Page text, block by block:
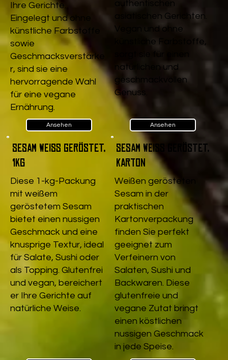
Ihre Gerichte.
Eingelegt und ohne
künstliche Farbstoffe
sowie
Geschmacksverstärke
r, sind sie eine
hervorragende Wahl
für eine vegane
Ernährung.
Ansehen
authentischen
asiatischen Gerichten.
Vegan und ohne
künstliche Farbstoffe,
sorgt sie für einen
natürlichen und
geschmackvollen
Genuss.
Ansehen
Sesam weiß geröstet,
1kg
Diese 1-kg-Packung
mit weißem
geröstetem Sesam
bietet einen nussigen
Geschmack und eine
knusprige Textur, ideal
für Salate, Sushi oder
als Topping. Glutenfrei
und vegan, bereichert
er Ihre Gerichte auf
natürliche Weise.
Sesam weiß geröstet,
Karton
Weißen gerösteten
Sesam in der
praktischen
Kartonverpackung
finden Sie perfekt
geeignet zum
Verfeinern von
Salaten, Sushi und
Backwaren. Diese
glutenfreie und
vegane Zutat bringt
einen köstlichen
nussigen Geschmack
in jede Speise.